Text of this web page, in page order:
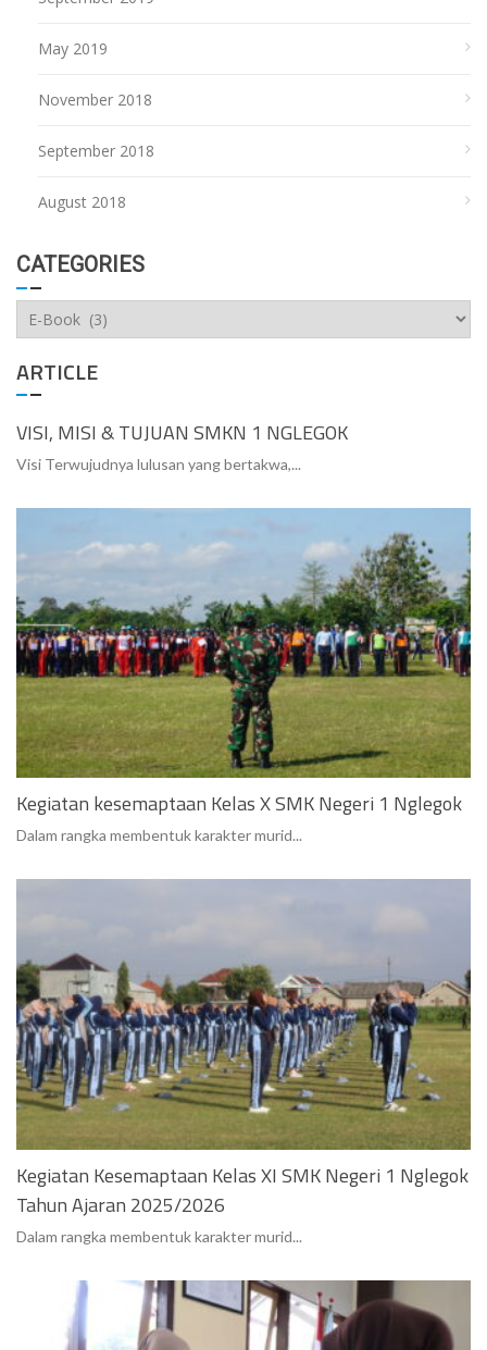
May 2019
November 2018
September 2018
August 2018
CATEGORIES
Categories
ARTICLE
VISI, MISI & TUJUAN SMKN 1 NGLEGOK
Visi Terwujudnya lulusan yang bertakwa,...
Kegiatan kesemaptaan Kelas X SMK Negeri 1 Nglegok
Dalam rangka membentuk karakter murid...
Kegiatan Kesemaptaan Kelas XI SMK Negeri 1 Nglegok
Tahun Ajaran 2025/2026
Dalam rangka membentuk karakter murid...